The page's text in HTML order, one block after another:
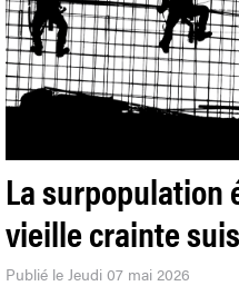
La surpopulation
vieille crainte
Publié le Jeudi 07 mai 2026